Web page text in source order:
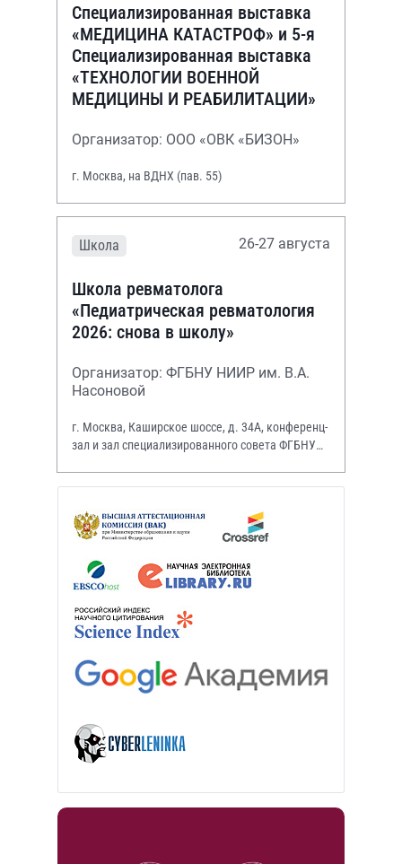
Специализированная выставка
«МЕДИЦИНА КАТАСТРОФ» и 5-я
Специализированная выставка
«ТЕХНОЛОГИИ ВОЕННОЙ
МЕДИЦИНЫ И РЕАБИЛИТАЦИИ»
Организатор: ООО «ОВК «БИЗОН»
г. Москва, на ВДНХ (пав. 55)
Школа 26-27 августа
Школа ревматолога
«Педиатрическая ревматология
2026: снова в школу»
Организатор: ФГБНУ НИИР им. В.А.
Насоновой
г. Москва, Каширское шоссе, д. 34А, конференц-
зал и зал специализированного совета ФГБНУ